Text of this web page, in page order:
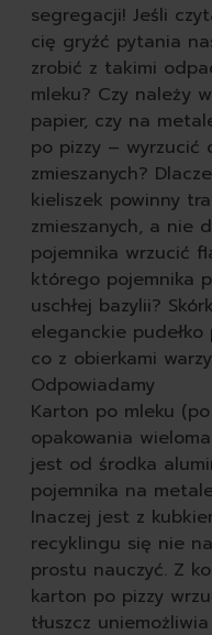
segregacji! Jeśli
cię gryźć pytania
zrobić z takimi
mleku? Czy należy
papier, czy na
po pizzy – wyrzucić
zmieszanych?
kieliszek powinny
zmieszanych, a nie
pojemnika wrzucić
którego pojemnika
uschłej bazylii?
eleganckie
co z obierkami
Odpowiadamy
Karton po mleku
opakowania
jest od środka
pojemnika na
Inaczej jest z
recyklingu się nie
prostu nauczyć. Z
karton po pizzy
tłuszcz